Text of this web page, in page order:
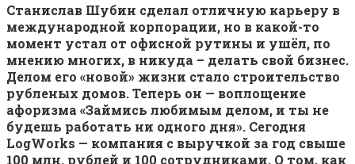
Станислав Шубин сделал отличную карьеру в
международной корпорации, но в какой-то
момент устал от офисной рутины и ушёл, по
мнению многих, в никуда – делать свой бизнес.
Делом его «новой» жизни стало строительство
рубленых домов. Теперь он — воплощение
афоризма «Займись любимым делом, и ты не
будешь работать ни одного дня». Сегодня
LogWorks — компания с выручкой за год свыше
100 млн. рублей и 100 сотрудниками. О том, как